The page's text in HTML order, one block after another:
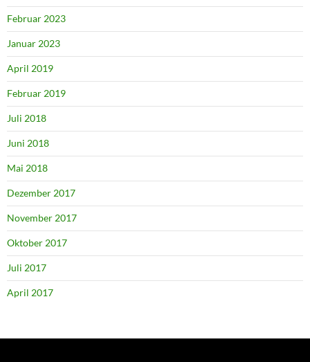
Februar 2023
Januar 2023
April 2019
Februar 2019
Juli 2018
Juni 2018
Mai 2018
Dezember 2017
November 2017
Oktober 2017
Juli 2017
April 2017